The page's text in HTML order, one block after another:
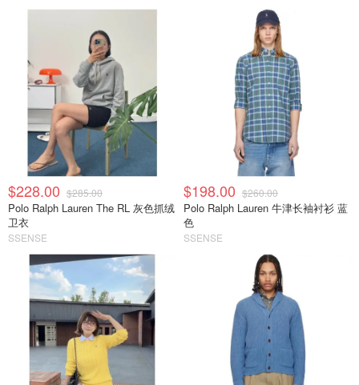
$228.00 $285.00
Polo Ralph Lauren The RL 灰色抓绒
卫衣
SSENSE
$198.00 $260.00
Polo Ralph Lauren 牛津长袖衬衫 蓝
色
SSENSE